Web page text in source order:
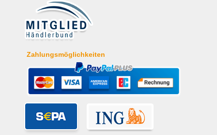
Zahlungsmöglichkeiten